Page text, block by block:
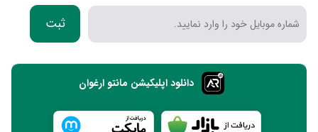
ثبت
دانلود اپلیکیشن مانتو ارغوان